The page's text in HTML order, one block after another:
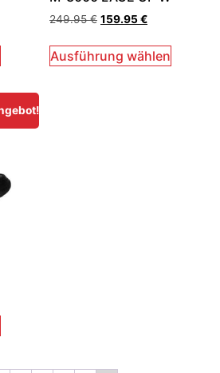
249.95€ 159.95€
Ausführung wählen